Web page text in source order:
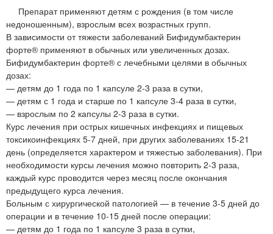
Препарат применяют детям с рождения (в том числе
недоношенным), взрослым всех возрастных групп.
В зависимости от тяжести заболеваний Бифидумбактерин
форте® применяют в обычных или увеличенных дозах.
Бифидумбактерин форте® с лечебными целями в обычных
дозах:
— детям до 1 года по 1 капсуле 2-3 раза в сутки,
— детям с 1 года и старше по 1 капсуле 3-4 раза в сутки,
— взрослым по 2 капсулы 2-3 раза в сутки.
Курс лечения при острых кишечных инфекциях и пищевых
токсикоинфекциях 5-7 дней, при других заболеваниях 15-21
день (определяется характером и тяжестью заболевания). При
необходимости курсы лечения можно повторить 2-3 раза,
каждый курс проводится через месяц после окончания
предыдущего курса лечения.
Больным с хирургической патологией — в течение 3-5 дней до
операции и в течение 10-15 дней после операции:
— детям до 1 года по 1 капсуле 3 раза в сутки,